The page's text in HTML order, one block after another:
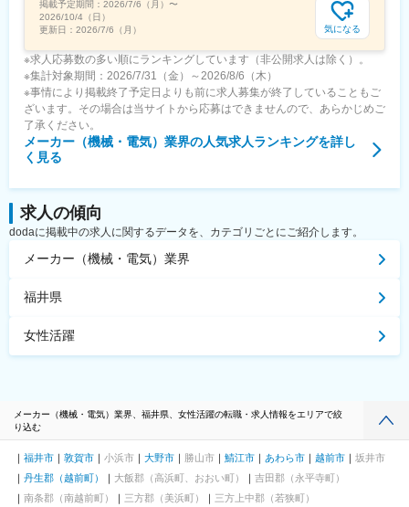
掲載予定期間： 2026/7/6（月） 〜
2026/10/4（日）
更新日： 2026/7/6（月） 気になる
※求人応募数の多い順にランキングしています（非公開求人は除く）。
※集計対象期間：2026/7/31（金）～2026/8/6（木）
※事情により掲載終了予定日よりも前に求人募集が終了していることもご
ざいます。その場合は当サイトから応募はできませんので、あらかじめご
了承ください。
メーカー（機械・電気）業界の人気求人ランキングを詳し
く見る
求人の傾向
dodaに掲載中の求人に関するデータを、カテゴリごとにご紹介します。
メーカー（機械・電気）業界
福井県
女性活躍
メーカー（機械・電気）業界、福井県、女性活躍の転職・求人情報をエリアで絞
り込む
福井市 敦賀市 小浜市 大野市 勝山市 鯖江市 あわら市 越前市
坂井市
丹生郡（越前町）
大飯郡（高浜町、おおい町）
吉田郡（永平寺町）
南条郡（南越前町）
三方郡（美浜町）
三方上中郡（若狭町）